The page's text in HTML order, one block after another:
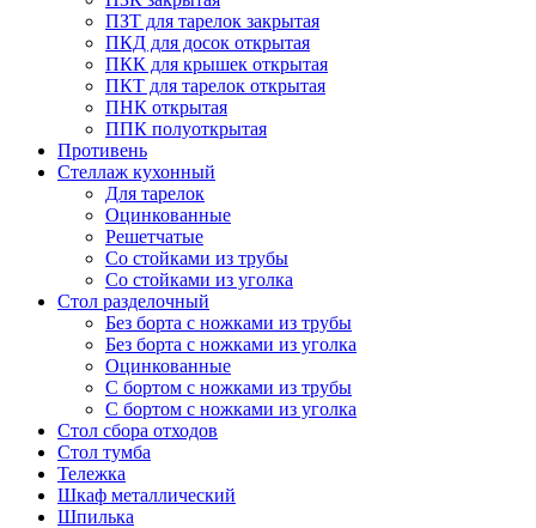
ПЗТ для тарелок закрытая
ПКД для досок открытая
ПКК для крышек открытая
ПКТ для тарелок открытая
ПНК открытая
ППК полуоткрытая
Противень
Стеллаж кухонный
Для тарелок
Оцинкованные
Решетчатые
Со стойками из трубы
Со стойками из уголка
Стол разделочный
Без борта с ножками из трубы
Без борта с ножками из уголка
Оцинкованные
С бортом с ножками из трубы
С бортом с ножками из уголка
Стол сбора отходов
Стол тумба
Тележка
Шкаф металлический
Шпилька